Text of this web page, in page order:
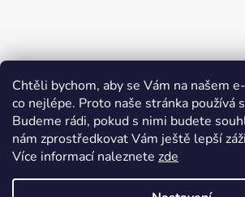
Chtěli bychom, aby se Vám na našem
co nejlépe. Proto naše stránka používá
Budeme rádi, pokud s nimi budete
nám zprostředkovat Vám ještě lepší
Více informací naleznete zde